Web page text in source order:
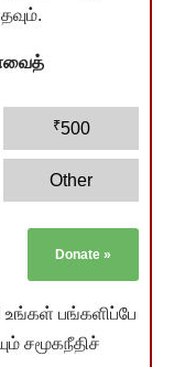
₹500
Other
Donate »
பங்களிப்பே
சமூகநீதிச்